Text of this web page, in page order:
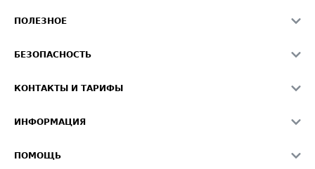
ПОЛЕЗНОЕ
Звезды ATI.SU на вашем сайте
Средние ставки
БЕЗОПАСНОСТЬ
Светофор+
О формировании Паспорта
КОНТАКТЫ И ТАРИФЫ
Реклама на сайте
ИНФОРМАЦИЯ
ПОМОЩЬ